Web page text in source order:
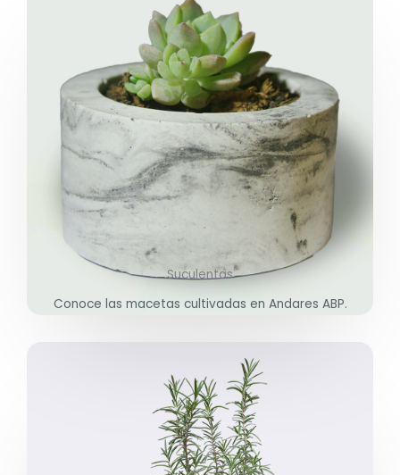
Suculentas
Conoce las macetas cultivadas en Andares ABP.